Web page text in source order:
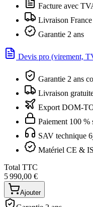
Facture avec
Livraison
Garantie 2 ans
Devis pro (virement,
Garantie 2 ans
Livraison
Export DOM-
Paiement 100 %
SAV technique
Matériel CE &
Total TTC
5 990,00 €
Ajouter